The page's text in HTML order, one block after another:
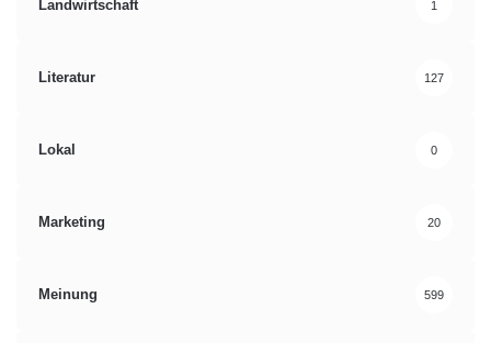
Landwirtschaft 1
Literatur 127
Lokal 0
Marketing 20
Meinung 599